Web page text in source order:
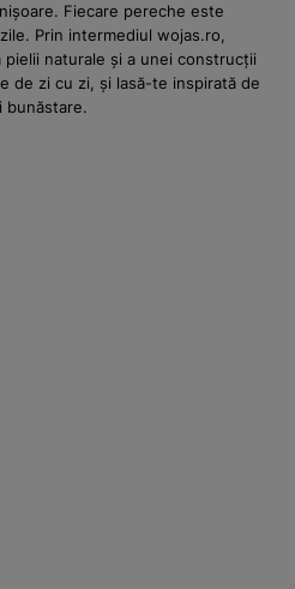
Fiecare pereche este
Prin intermediul wojas.ro,
naturale și a unei construcții
de zi cu zi, și lasă-te inspirată de
bunăstare.